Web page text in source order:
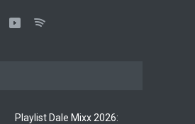
Playlist Dale Mixx 2026: